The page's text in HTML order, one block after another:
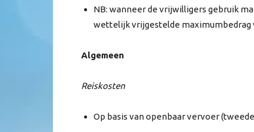
NB: wanneer de vrijwilligers gebruik
wettelijk vrijgestelde maximumbedrag
Algemeen
Reiskosten
Op basis van openbaar vervoer